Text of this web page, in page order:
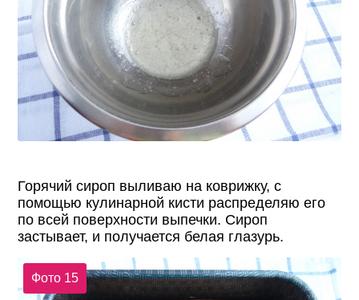
Горячий сироп выливаю на коврижку, с
помощью кулинарной кисти распределяю его
по всей поверхности выпечки. Сироп
застывает, и получается белая глазурь.
Фото 15